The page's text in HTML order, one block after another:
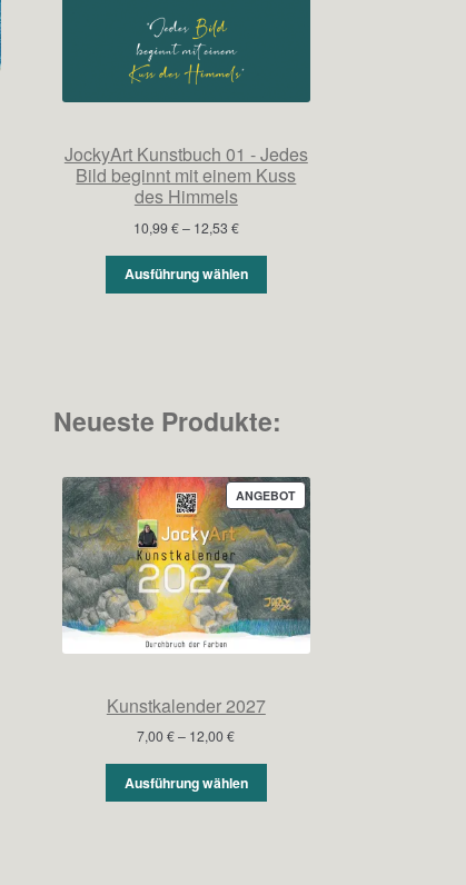
JockyArt Kunstbuch 01 - Jedes
Bild beginnt mit einem Kuss
des Himmels
10,99€– 12,53 €Preisspanne:
bis
12,53 €
Ausführung wählen
Neueste Produkte:
ANGEBOTPRODUKT
IM
ANGEBOT
Kunstkalender 2027
7,00€– 12,00€Preisspanne:
bis
12,00 €
Ausführung wählen